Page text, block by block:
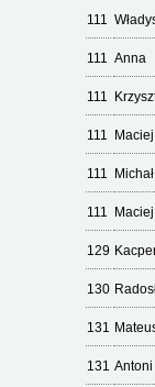
111
111 Anna
111
111 Maciej
111 Michał
111 Maciej
129
130
131
131 Antoni